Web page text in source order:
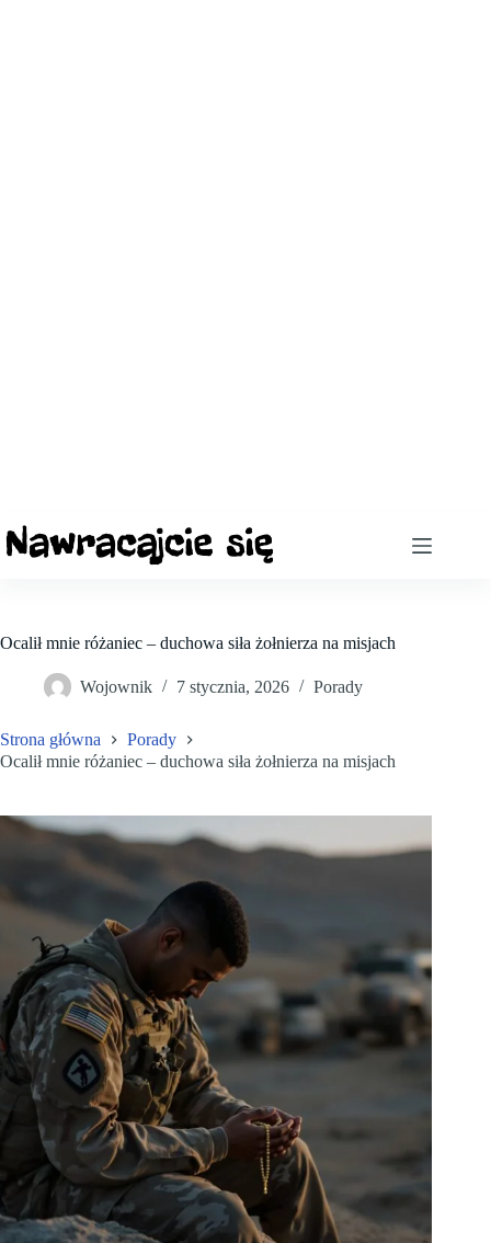
Ocalił mnie różaniec – duchowa siła żołnierza na misjach
Wojownik 7 stycznia, 2026 Porady
Strona główna
Porady
Ocalił mnie różaniec – duchowa siła żołnierza na misjach